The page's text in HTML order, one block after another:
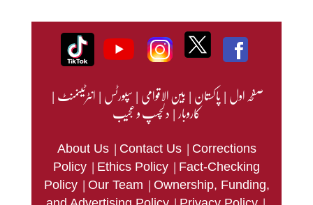
صفحہ اول|پاکستان|بین الاقوامی|سپورٹس|انٹرٹینمنٹ|
کاروبار|دلچسپ و عجیب
About Us | Contact Us | Corrections
Policy | Ethics Policy | Fact-Checking
Policy | Our Team | Ownership, Funding,